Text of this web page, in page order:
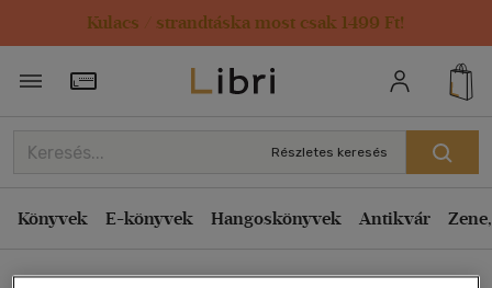
Kulacs / strandtáska most csak 1499 Ft!
Törzsvásárlói Kártya adatai
Részletes keresés
Könyvek E-könyvek Hangoskönyvek Antikvár